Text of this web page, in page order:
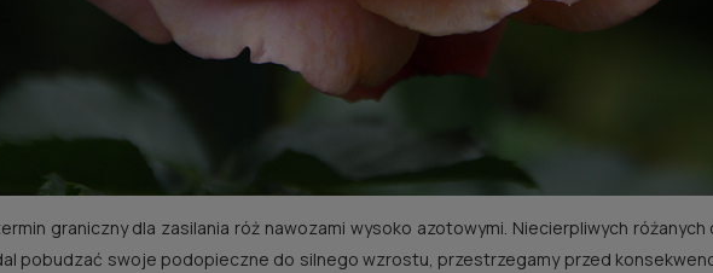
graniczny dla zasilania róż nawozami wysoko azotowymi. Niecierpliwych
pobudzać swoje podopieczne do silnego wzrostu, przestrzegamy przed